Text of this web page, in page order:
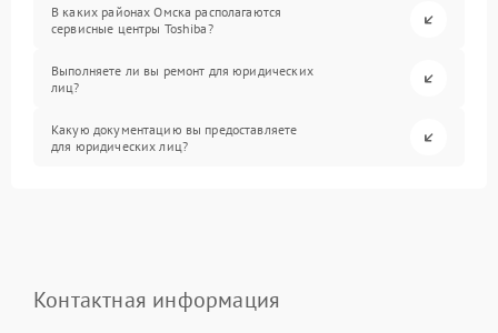
В каких районах Омска располагаются
сервисные центры Toshiba?
Выполняете ли вы ремонт для юридических
лиц?
Какую документацию вы предоставляете
для юридических лиц?
Контактная информация